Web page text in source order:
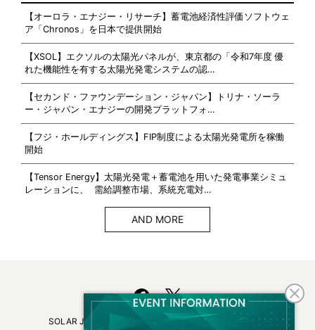
【オーロラ・エナジー・リサーチ】蓄電池経済性評価ソフトウェ
ア「Chronos」を日本で提供開始
【XSOL】エクソルの太陽光パネルが、東京都の「令和7年度 優
れた機能性を有する太陽光発電システムの認…
【セカンド・ファウンデーション・ジャパン】トリナ・ソーラ
ー・ジャパン・エナジーの開発プラットフォ…
【フジ・ホールディングス】FIP制度による太陽光発電所を稼働
開始
【Tensor Energy】太陽光発電＋蓄電池を用いた発電事業シミュ
レーションに、 需給調整市場、系統充電対…
AND MORE
SOLAR JOURNALについて フリーマガジンはこちら